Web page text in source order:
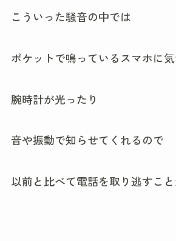
こういった騒音の中では
ポケットで鳴っているスマホに
腕時計が光ったり
音や振動で知らせてくれるので
以前と比べて電話を取り逃すこ